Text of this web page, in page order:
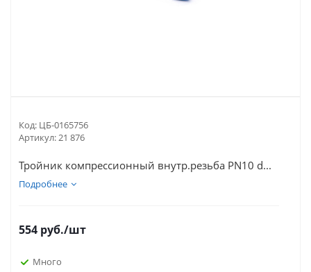
Код: ЦБ-0165756
Артикул:21 876
Тройник компрессионный внутр.резьба PN10 d...
Подробнее
554 руб./шт
Много